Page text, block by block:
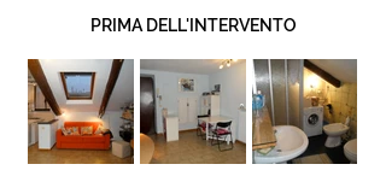
PRIMA DELL'INTERVENTO